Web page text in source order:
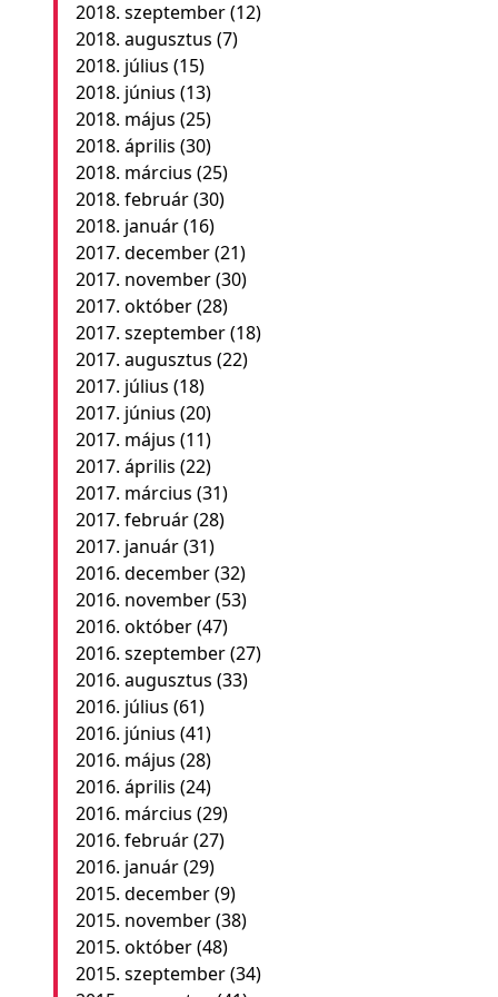
2018. szeptember(12)
2018. augusztus (7)
2018. július (15)
2018. június (13)
2018. május (25)
2018. április (30)
2018. március (25)
2018. február(30)
2018. január(16)
2017. december(21)
2017. november(30)
2017. október(28)
2017. szeptember(18)
2017. augusztus (22)
2017. július (18)
2017. június (20)
2017. május (11)
2017. április (22)
2017. március (31)
2017. február(28)
2017. január(31)
2016. december(32)
2016. november(53)
2016. október(47)
2016. szeptember(27)
2016. augusztus (33)
2016. július (61)
2016. június (41)
2016. május (28)
2016. április (24)
2016. március (29)
2016. február(27)
2016. január(29)
2015. december(9)
2015. november(38)
2015. október(48)
2015. szeptember(34)